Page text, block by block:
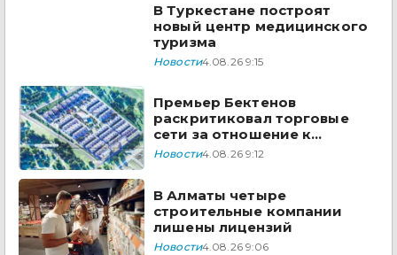
В Туркестане построят
новый центр медицинского
туризма
Новости4.08.26 9:15
Премьер Бектенов
раскритиковал торговые
сети за отношение к
казахстанским товарам
Новости4.08.26 9:12
В Алматы четыре
строительные компании
лишены лицензий
Новости4.08.26 9:06